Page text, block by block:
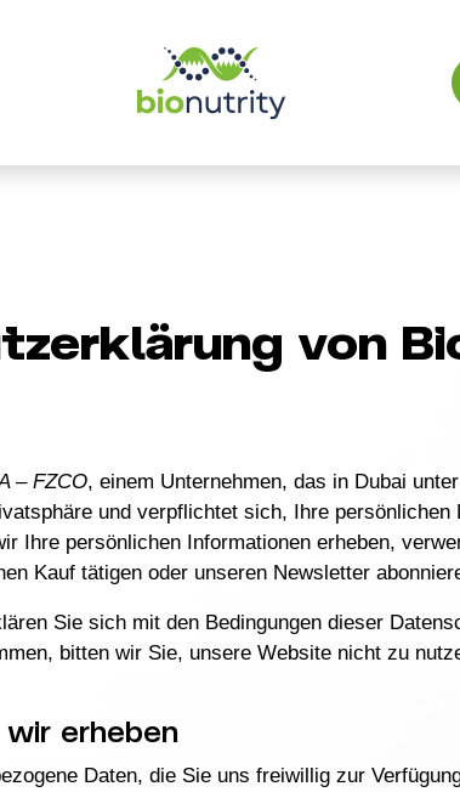
von
– FZCO, einem Unternehmen, das in Dubai
und verpflichtet sich, Ihre persönlichen
Ihre persönlichen Informationen erheben,
Kauf tätigen oder unseren Newsletter
Sie sich mit den Bedingungen dieser
bitten wir Sie, unsere Website nicht zu
erheben
Daten, die Sie uns freiwillig zur